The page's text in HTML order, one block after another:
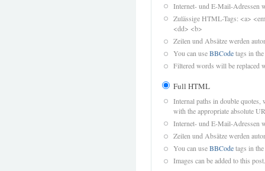
Internet- und E-Mail-Adressen
Zulässige HTML-Tags: <a>
<dd> <b>
Zeilen und Absätze werden
You can useBBCodetags in
Filtered words will be replaced
Full HTML
Internal paths in double quotes,
with the appropriate absolute
Internet- und E-Mail-Adressen
Zeilen und Absätze werden
You can useBBCodetags in
Images can be added to this post.